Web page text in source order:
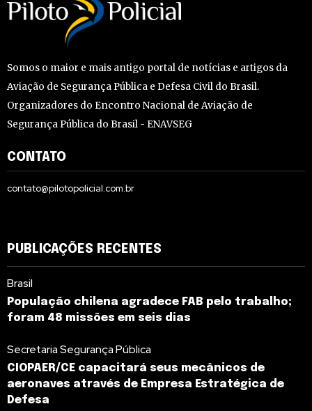
Somos o maior e mais antigo portal de notícias e artigos da
Aviação de Segurança Pública e Defesa Civil do Brasil.
Organizadores do Encontro Nacional de Aviação de
Segurança Pública do Brasil - ENAVSEG
CONTATO
contato@pilotopolicial.com.br
PUBLICAÇÕES RECENTES
Brasil
População chilena agradece FAB pelo trabalho;
foram 48 missões em seis dias
Secretaria Segurança Pública
CIOPAER/CE capacitará seus mecânicos de
aeronaves através de Empresa Estratégica de
Defesa